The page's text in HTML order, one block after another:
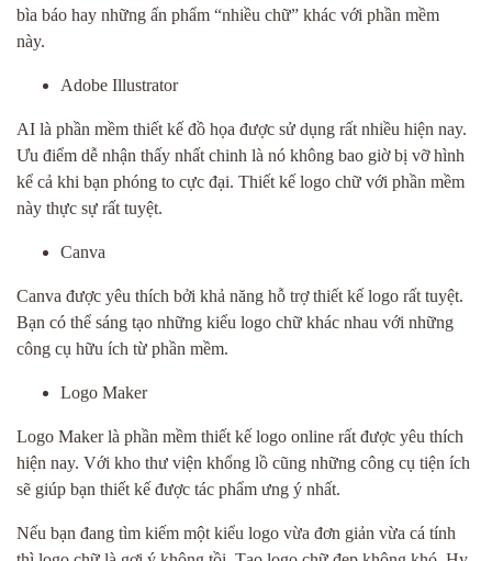
bìa báo hay những ấn phẩm “nhiều chữ” khác với phần mềm
này.
Adobe Illustrator
AI là phần mềm thiết kế đồ họa được sử dụng rất nhiều hiện nay.
Ưu điểm dễ nhận thấy nhất chinh là nó không bao giờ bị vỡ hình
kể cả khi bạn phóng to cực đại. Thiết kế logo chữ với phần mềm
này thực sự rất tuyệt.
Canva
Canva được yêu thích bởi khả năng hỗ trợ thiết kế logo rất tuyệt.
Bạn có thể sáng tạo những kiểu logo chữ khác nhau với những
công cụ hữu ích từ phần mềm.
Logo Maker
Logo Maker là phần mềm thiết kế logo online rất được yêu thích
hiện nay. Với kho thư viện khổng lồ cũng những công cụ tiện ích
sẽ giúp bạn thiết kế được tác phẩm ưng ý nhất.
Nếu bạn đang tìm kiếm một kiểu logo vừa đơn giản vừa cá tính